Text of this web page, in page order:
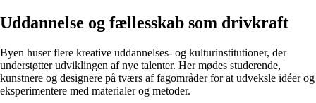
Uddannelse og fællesskab som drivkraft
Byen huser flere kreative uddannelses- og kulturinstitutioner, der
understøtter udviklingen af nye talenter. Her mødes studerende,
kunstnere og designere på tværs af fagområder for at udveksle idéer og
eksperimentere med materialer og metoder.